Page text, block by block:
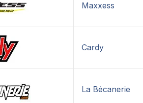
Maxxess
Cardy
La Bécanerie